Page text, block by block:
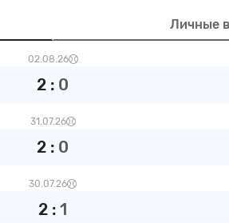
Личные
02.08.26
2 : 0
31.07.26
2 : 0
30.07.26
2 : 1